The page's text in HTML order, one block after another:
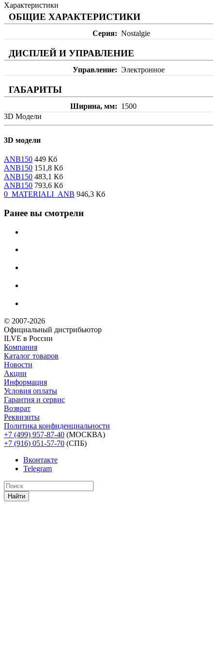
Характеристики
ОБЩИЕ ХАРАКТЕРИСТИКИ
Серия Nostalgie
ДИСПЛЕЙ И УПРАВЛЕНИЕ
Управление Электронное
ГАБАРИТЫ
Ширина, мм
1500
3D Модели
3D модели
ANB150 449 Кб
ANB150 151,8 Кб
ANB150 483,1 Кб
ANB150 793,6 Кб
0_MATERIALI_ANB 946,3 Кб
Ранее вы смотрели
© 2007-2026
Официальный дистрибьютoр
ILVE в России
Компания
Каталог товаров
Новости
Акции
Информация
Условия оплаты
Гарантия и сервис
Возврат
Реквизиты
Политика конфиденциальности
+7 (499) 957-87-40 (МОСКВА)
+7 (916) 051-57-70 (СПБ)
Вконтакте
Telegram
Найти